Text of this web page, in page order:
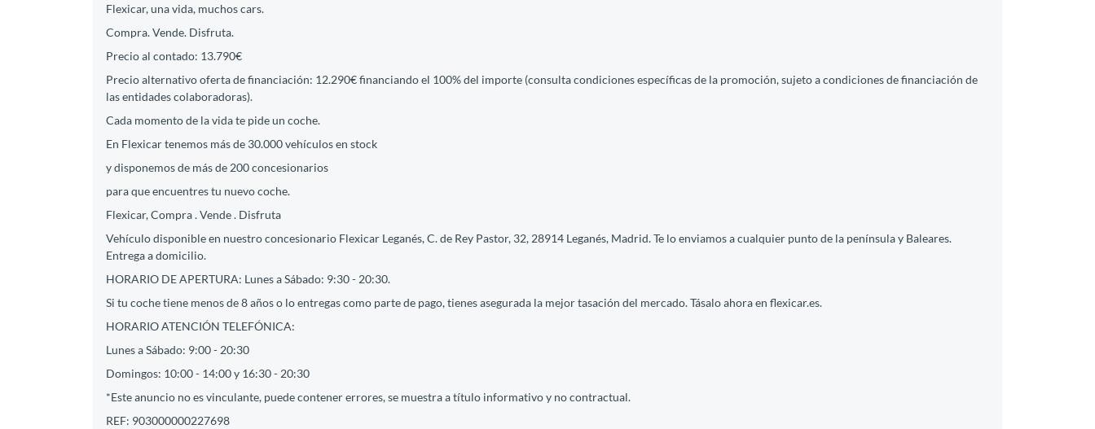
Flexicar, una vida, muchos cars.
Compra. Vende. Disfruta.
Precio al contado: 13.790€
Precio alternativo oferta de financiación: 12.290€ financiando el 100% del importe (consulta condiciones específicas de la promoción, sujeto a condiciones de financiación de
las entidades colaboradoras).
Cada momento de la vida te pide un coche.
En Flexicar tenemos más de 30.000 vehículos en stock
y disponemos de más de 200 concesionarios
para que encuentres tu nuevo coche.
Flexicar, Compra . Vende . Disfruta
Vehículo disponible en nuestro concesionario Flexicar Leganés, C. de Rey Pastor, 32, 28914 Leganés, Madrid. Te lo enviamos a cualquier punto de la península y Baleares.
Entrega a domicilio.
HORARIO DE APERTURA: Lunes a Sábado: 9:30 - 20:30.
Si tu coche tiene menos de 8 años o lo entregas como parte de pago, tienes asegurada la mejor tasación del mercado. Tásalo ahora en flexicar.es.
HORARIO ATENCIÓN TELEFÓNICA:
Lunes a Sábado: 9:00 - 20:30
Domingos: 10:00 - 14:00 y 16:30 - 20:30
*Este anuncio no es vinculante, puede contener errores, se muestra a título informativo y no contractual.
REF: 903000000227698